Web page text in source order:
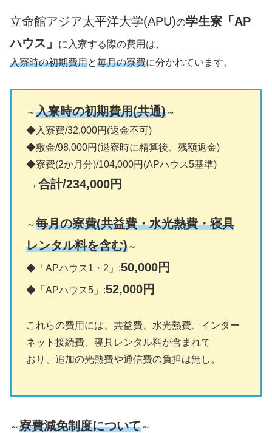
立命館アジア太平洋大学(APU)の学生寮「AP
ハウス」
に入寮する際の費用は、
入寮時の初期費用と毎月の寮費に分かれています。
～入寮時の初期費用(共通)～
◆入寮費/32,000円(返金不可)
◆敷金/98,000円(退寮時に精算後、残額返金)
◆寮費(2か月分)/104,000円(APハウス5基準)
→合計/234,000円
～毎月の寮費(共益費・水光熱費・寝具
レンタル料を含む)～
◆「APハウス1・2」:50,000円
◆「APハウス5」:52,000円
これらの費用には、共益費、水光熱費、インター
ネット接続費、寝具レンタル料が含まれて
おり、追加の光熱費や通信費の負担は無し。
～寮費減免制度について～